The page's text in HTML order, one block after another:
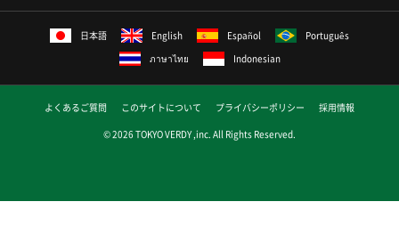
日本語 English Español
Português
ภาษาไทย
Indonesian
よくあるご質問 このサイトについて プライバシーポリシー
採用情報
© 2026 TOKYO VERDY ,inc. All Rights Reserved.